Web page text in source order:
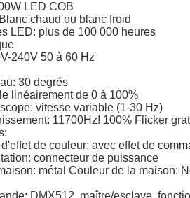
LED COB
chaud ou blanc froid
LED: plus de 100 000 heures
240V 50 à 60 Hz
30 degrés
linéairement de 0 à 100%
vitesse variable (1-30 Hz)
11700Hz! 100% Flicker
de couleur: avec effet de
connecteur de puissance
métal Couleur de la maison:
DMX512, maître/esclave,